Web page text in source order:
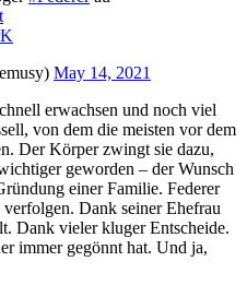
May 14, 2021
erwachsen und noch viel
von dem die meisten vor dem
Der Körper zwingt sie dazu,
geworden – der Wunsch
einer Familie. Federer
Dank seiner Ehefrau
Dank vieler kluger Entscheide.
immer gegönnt hat. Und ja,